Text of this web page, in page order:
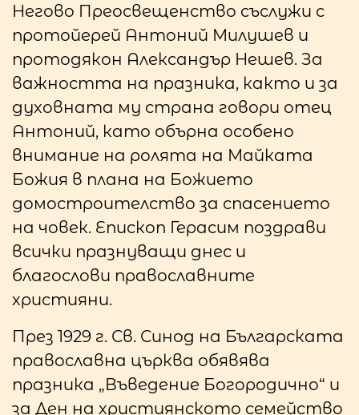
Негово Преосвещенство съслужи с
протойерей Антоний Милушев и
протодякон Александър Нешев. За
важността на празника, както и за
духовната му страна говори отец
Антоний, като обърна особено
внимание на ролята на Майката
Божия в плана на Божието
домостроителство за спасението
на човек. Епископ Герасим поздрави
всички празнуващи днес и
благослови православните
християни.
През 1929 г. Св. Синод на Българската
православна църква обявява
празника „Въведение Богородично“ и
за Ден на християнското семейство